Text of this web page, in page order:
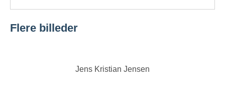
Flere billeder
Jens Kristian Jensen